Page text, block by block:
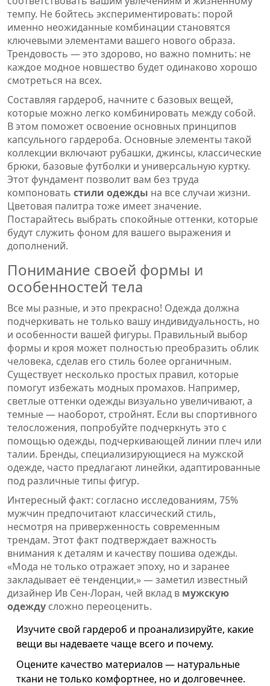
темпу. Не бойтесь экспериментировать: порой
именно неожиданные комбинации становятся
ключевыми элементами вашего нового образа.
Трендовость — это здорово, но важно помнить: не
каждое модное новшество будет одинаково хорошо
смотреться на всех.
Составляя гардероб, начните с базовых вещей,
которые можно легко комбинировать между собой.
В этом поможет освоение основных принципов
капсульного гардероба. Основные элементы такой
коллекции включают рубашки, джинсы, классические
брюки, базовые футболки и универсальную куртку.
Этот фундамент позволит вам без труда
компоновать стили одежды на все случаи жизни.
Цветовая палитра тоже имеет значение.
Постарайтесь выбрать спокойные оттенки, которые
будут служить фоном для вашего выражения и
дополнений.
Понимание своей формы и
особенностей тела
Все мы разные, и это прекрасно! Одежда должна
подчеркивать не только вашу индивидуальность, но
и особенности вашей фигуры. Правильный выбор
формы и кроя может полностью преобразить облик
человека, сделав его стиль более органичным.
Существует несколько простых правил, которые
помогут избежать модных промахов. Например,
светлые оттенки одежды визуально увеличивают, а
темные — наоборот, стройнят. Если вы спортивного
телосложения, попробуйте подчеркнуть это с
помощью одежды, подчеркивающей линии плеч или
талии. Бренды, специализирующиеся на мужской
одежде, часто предлагают линейки, адаптированные
под различные типы фигур.
Интересный факт: согласно исследованиям, 75%
мужчин предпочитают классический стиль,
несмотря на приверженность современным
трендам. Этот факт подтверждает важность
внимания к деталям и качеству пошива одежды.
«Мода не только отражает эпоху, но и заранее
закладывает её тенденции,» — заметил известный
дизайнер Ив Сен-Лоран, чей вклад в мужскую
одежду сложно переоценить.
Изучите свой гардероб и проанализируйте, какие
вещи вы надеваете чаще всего и почему.
Оцените качество материалов — натуральные
ткани не только комфортнее, но и долговечнее.